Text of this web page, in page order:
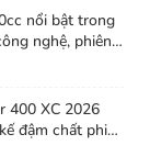
nổi bật trong
nghệ, phiên
“đỉnh”
400 XC 2026
đậm chất phiêu